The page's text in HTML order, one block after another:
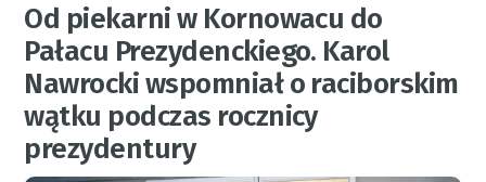
Od piekarni w Kornowacu do
Pałacu Prezydenckiego. Karol
Nawrocki wspomniał o raciborskim
wątku podczas rocznicy
prezydentury